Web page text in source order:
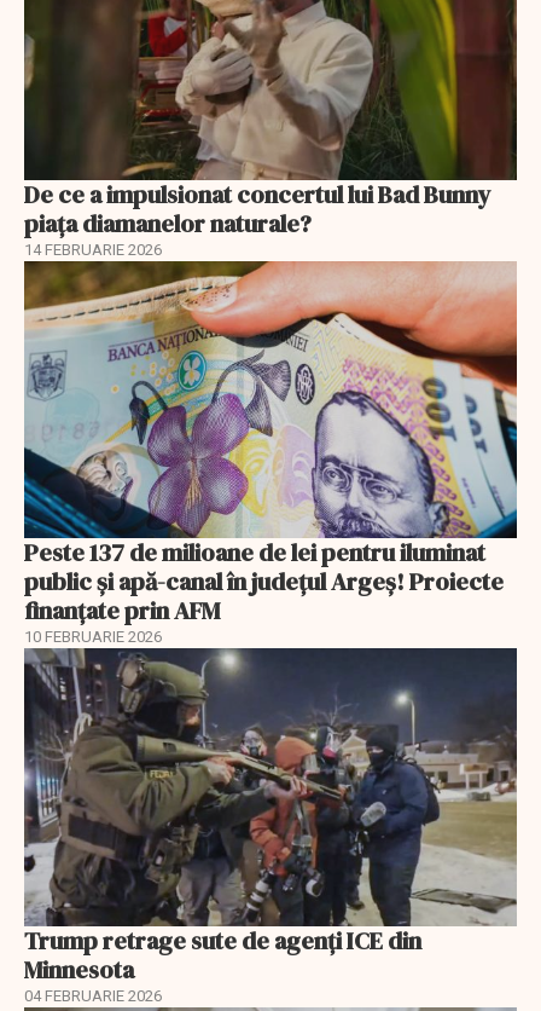
De ce a impulsionat concertul lui Bad Bunny
piața diamanelor naturale?
14 FEBRUARIE 2026
Peste 137 de milioane de lei pentru iluminat
public și apă-canal în județul Argeș! Proiecte
finanțate prin AFM
10 FEBRUARIE 2026
Trump retrage sute de agenți ICE din
Minnesota
04 FEBRUARIE 2026